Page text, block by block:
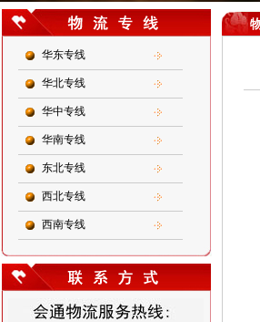
华东专线
华北专线
华中专线
华南专线
东北专线
西北专线
西南专线